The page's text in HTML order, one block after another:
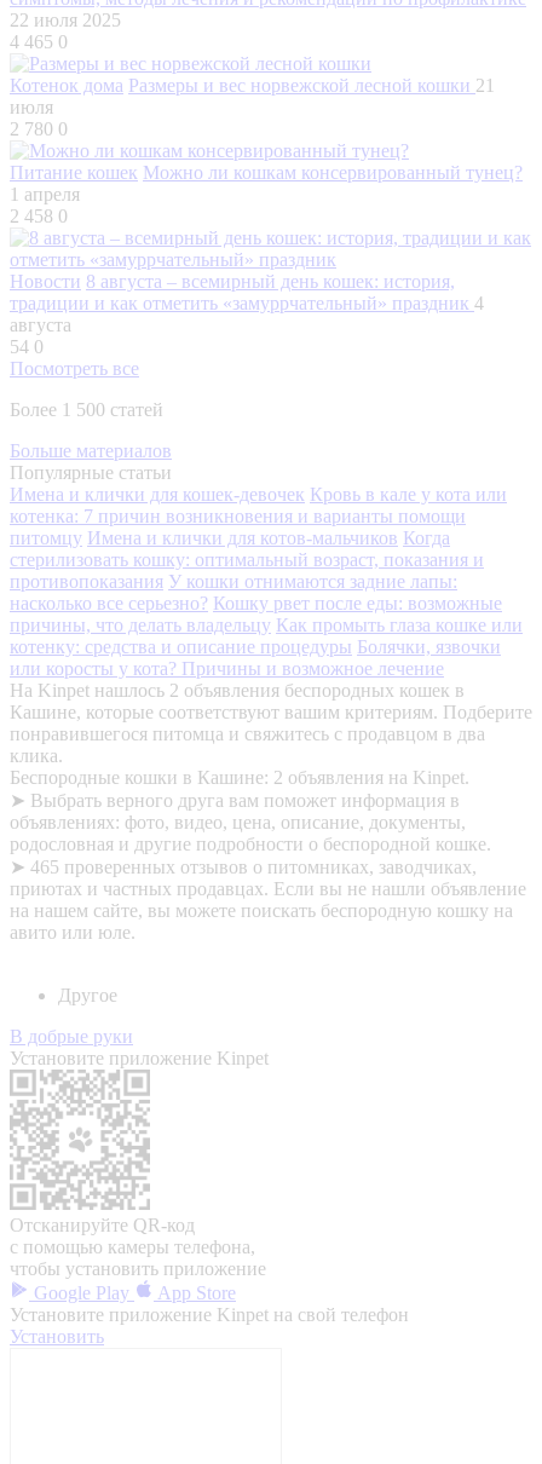
22 июля 2025
4 465 0
Котенок дома Размеры и вес норвежской лесной кошки 21
июля
2 780 0
Питание кошек Можно ли кошкам консервированный тунец?
1 апреля
2 458 0
Новости 8 августа – всемирный день кошек: история,
традиции и как отметить «замуррчательный» праздник 4
августа
54 0
Посмотреть все
Более 1 500 статей
Больше материалов
Популярные статьи
Имена и клички для кошек-девочек Кровь в кале у кота или
котенка: 7 причин возникновения и варианты помощи
питомцу Имена и клички для котов-мальчиков Когда
стерилизовать кошку: оптимальный возраст, показания и
противопоказания У кошки отнимаются задние лапы:
насколько все серьезно? Кошку рвет после еды: возможные
причины, что делать владельцу Как промыть глаза кошке или
котенку: средства и описание процедуры Болячки, язвочки
или коросты у кота? Причины и возможное лечение
На Kinpet нашлось 2 объявления беспородных кошек в
Кашине, которые соответствуют вашим критериям. Подберите
понравившегося питомца и свяжитесь с продавцом в два
клика.
Беспородные кошки в Кашине: 2 объявления на Kinpet.
➤ Выбрать верного друга вам поможет информация в
объявлениях: фото, видео, цена, описание, документы,
родословная и другие подробности о беспородной кошке.
➤ 465 проверенных отзывов о питомниках, заводчиках,
приютах и частных продавцах. Если вы не нашли объявление
на нашем сайте, вы можете поискать беспородную кошку на
авито или юле.
Другое
В добрые руки
Установите приложение Kinpet
Отсканируйте QR-код
с помощью камеры телефона,
чтобы установить приложение
Google Play
App Store
Установите приложение Kinpet на свой телефон
Установить